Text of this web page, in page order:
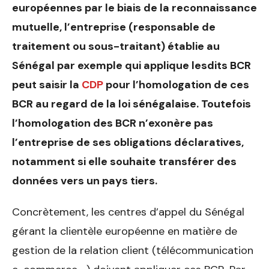
européennes par le biais de la reconnaissance
mutuelle, l’entreprise (responsable de
traitement ou sous-traitant) établie au
Sénégal par exemple qui applique lesdits BCR
peut saisir la CDP pour l’homologation de ces
BCR au regard de la loi sénégalaise. Toutefois
l’homologation des BCR n’exonère pas
l’entreprise de ses obligations déclaratives,
notamment si elle souhaite transférer des
données vers un pays tiers.
Concrètement, les centres d’appel du Sénégal
gérant la clientèle européenne en matière de
gestion de la relation client (télécommunication